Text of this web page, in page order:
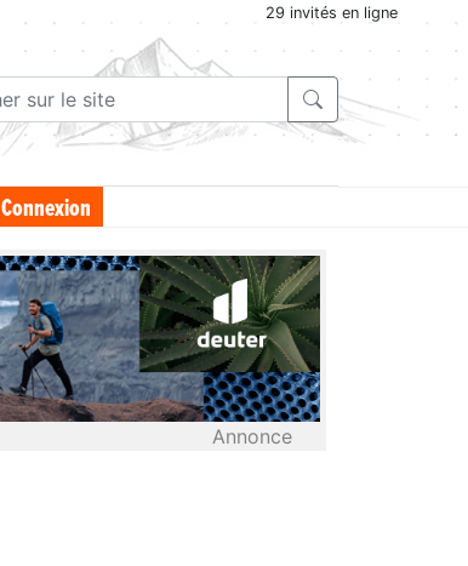
29 invités en ligne
Connexion
Annonce